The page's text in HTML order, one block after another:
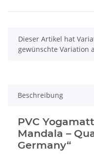
x
Dieser Artikel hat
gewünschte Variation
Beschreibung
PVC
Mandala –
Germany“